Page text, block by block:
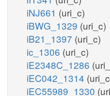
iNJ661 (uri_c)
iBWG_1329 (uri_c)
iB21_1397 (uri_c)
ic_1306 (uri_c)
iE2348C_1286
iEC042_1314
iEC55989_1330